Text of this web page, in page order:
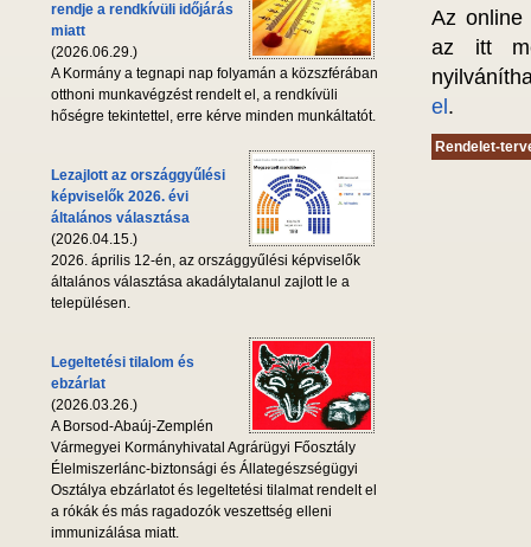
rendje a rendkívüli időjárás
miatt
(2026.06.29.)
A Kormány a tegnapi nap folyamán a közszférában
otthoni munkavégzést rendelt el, a rendkívüli
hőségre tekintettel, erre kérve minden munkáltatót.
Lezajlott az országgyűlési
képviselők 2026. évi
általános választása
(2026.04.15.)
2026. április 12-én, az országgyűlési képviselők
általános választása akadálytalanul zajlott le a
településen.
Legeltetési tilalom és
ebzárlat
(2026.03.26.)
A Borsod-Abaúj-Zemplén
Vármegyei Kormányhivatal Agrárügyi Főosztály
Élelmiszerlánc-biztonsági és Állategészségügyi
Osztálya ebzárlatot és legeltetési tilalmat rendelt el
a rókák és más ragadozók veszettség elleni
immunizálása miatt.
Az online
az itt
el .
Rendelet-